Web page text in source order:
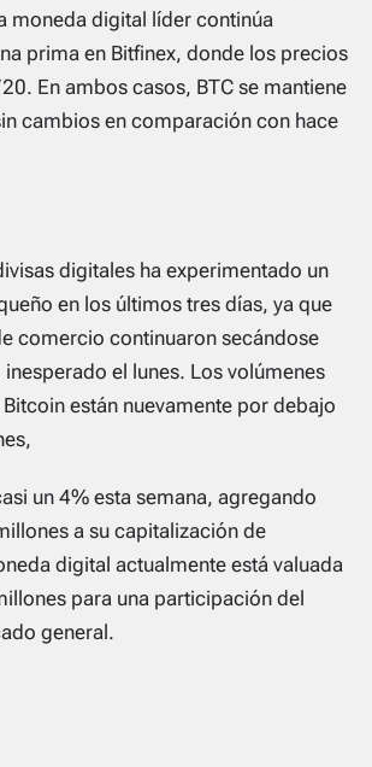
moneda digital líder continúa
prima en Bitfinex, donde los precios
En ambos casos, BTC se mantiene
cambios en comparación con hace
digitales ha experimentado un
en los últimos tres días, ya que
comercio continuaron secándose
el lunes. Los volúmenes
están nuevamente por debajo
un 4% esta semana, agregando
a su capitalización de
digital actualmente está valuada
para una participación del
general.